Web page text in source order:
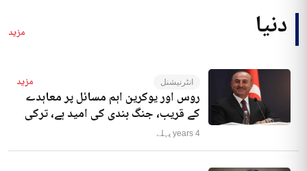
دنیا مزید
انٹرنیشنل مزید
روس اور یوکرین اہم مسائل پر معاہدے
کے قریب، جنگ بندی کی امید ہے، ترکی
4 years پہلے